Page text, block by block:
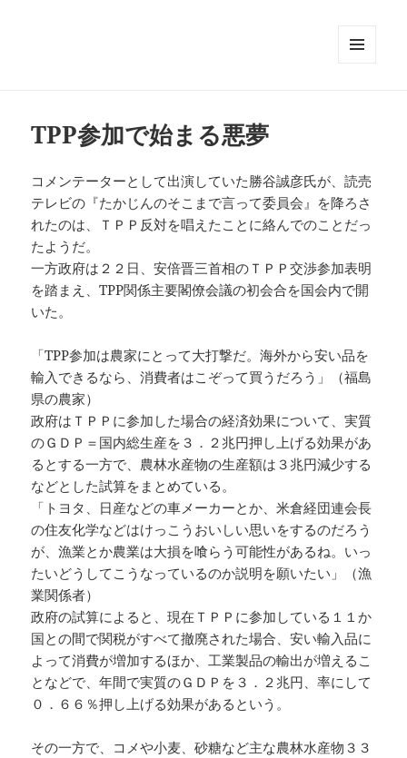
TPP参加で始まる悪夢
コメンテーターとして出演していた勝谷誠彦氏が、読売
テレビの『たかじんのそこまで言って委員会』を降ろさ
れたのは、ＴＰＰ反対を唱えたことに絡んでのことだっ
たようだ。
一方政府は２２日、安倍晋三首相のＴＰＰ交渉参加表明
を踏まえ、TPP関係主要閣僚会議の初会合を国会内で開
いた。
「TPP参加は農家にとって大打撃だ。海外から安い品を
輸入できるなら、消費者はこぞって買うだろう」（福島
県の農家）
政府はＴＰＰに参加した場合の経済効果について、実質
のＧＤＰ＝国内総生産を３．２兆円押し上げる効果があ
るとする一方で、農林水産物の生産額は３兆円減少する
などとした試算をまとめている。
「トヨタ、日産などの車メーカーとか、米倉経団連会長
の住友化学などはけっこうおいしい思いをするのだろう
が、漁業とか農業は大損を喰らう可能性があるね。いっ
たいどうしてこうなっているのか説明を願いたい」（漁
業関係者）
政府の試算によると、現在ＴＰＰに参加している１１か
国との間で関税がすべて撤廃された場合、安い輸入品に
よって消費が増加するほか、工業製品の輸出が増えるこ
となどで、年間で実質のＧＤＰを３．２兆円、率にして
０．６６％押し上げる効果があるという。
その一方で、コメや小麦、砂糖など主な農林水産物３３